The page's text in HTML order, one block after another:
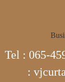
Tel : 065-
: